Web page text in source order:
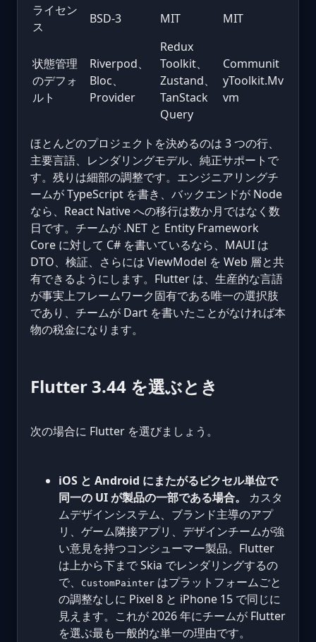
ライセン
ス
BSD-3 MIT MIT
状態管理
のデフォ
ルト
Riverpod、
Bloc、
Provider
Redux
Toolkit、
Zustand、
TanStack
Query
Communit
yToolkit.Mv
vm
ほとんどのプロジェクトを決めるのは 3 つの行、
主要言語、レンダリングモデル、純正サポートで
す。残りは細部の調整です。エンジニアリングチ
ームが TypeScript を書き、バックエンドが Node
なら、React Native への移行は数か月ではなく数
日です。チームが .NET と Entity Framework
Core に対して C# を書いているなら、MAUI は
DTO、検証、さらには ViewModel を Web 層と共
有できるようにします。Flutter は、生産的な言語
が事実上フレームワーク固有である唯一の選択肢
であり、チームが Dart を書いたことがなければ本
物の税金になります。
Flutter 3.44 を選ぶとき
次の場合に Flutter を選びましょう。
iOS と Android にまたがるピクセル単位で
同一の UI が製品の一部である場合。
カスタ
ムデザインシステム、ブランド主導のアプ
リ、ゲーム隣接アプリ、デザインチームが強
い意見を持つコンシューマー製品。Flutter
は上から下まで Skia でレンダリングするの
で、
CustomPainter はプラットフォームごと
の調整なしに Pixel 8 と iPhone 15 で同じに
見えます。これが 2026 年にチームが Flutter
を選ぶ最も一般的な単一の理由です。